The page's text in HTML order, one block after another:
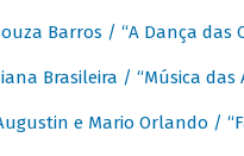
Barros / “A Dança das
Brasileira / “Música das
e Mario Orlando /